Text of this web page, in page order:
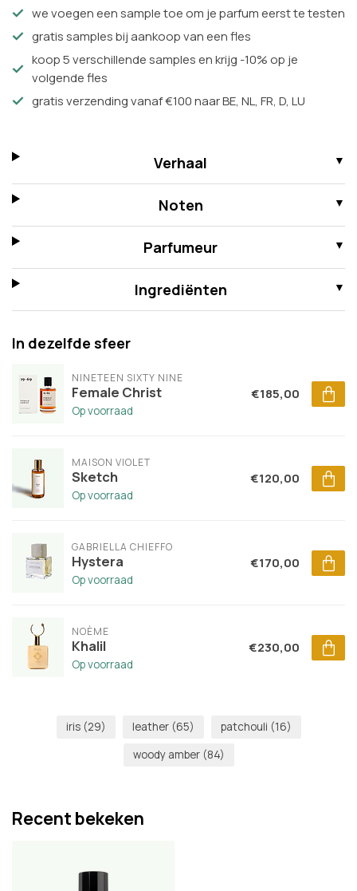
we voegen een sample toe om je parfum eerst te testen
gratis samples bij aankoop van een fles
koop 5 verschillende samples en krijg -10% op je
volgende fles
gratis verzending vanaf €100 naar BE, NL, FR, D, LU
Verhaal
Noten
Parfumeur
Ingrediënten
In dezelfde sfeer
NINETEEN SIXTY NINE
Female Christ
Op voorraad
€185,00
MAISON VIOLET
Sketch
Op voorraad
€120,00
GABRIELLA CHIEFFO
Hystera
Op voorraad
€170,00
NOÈME
Khalil
Op voorraad
€230,00
iris (29) leather (65) patchouli (16)
woody amber (84)
Recent bekeken